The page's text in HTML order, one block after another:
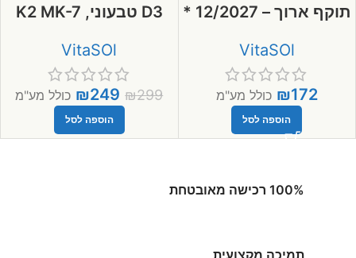
תוקף ארוך – 12/2027 *
צמחים ופטריית ריישי
VitaSOl
₪172 כולל מע"מ
הוספה לסל
D3 טבעוני, K2 MK-7
בשמן זית
VitaSOl
₪299
₪249 כולל מע"מ
הוספה לסל
100% רכישה מאובטחת